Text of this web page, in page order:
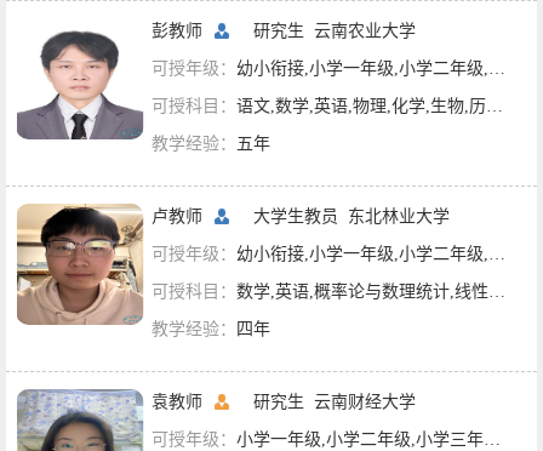
彭教师 研究生 云南农业大学
可授年级： 幼小衔接,小学一年级,小学二年级,小学三年级,小学四年级,小学五年级,小学六年级,初一,初二,初三,高一,高二,高三,大学课程,英语四六级,专升本辅导,考研辅导,外语语种,体育
可授科目： 语文,数学,英语,物理,化学,生物,历史,地理,政治,英语六级,英语四级,考研政治,考研英语,考研数学,文科综合,理科综合
教学经验： 五年
卢教师 大学生教员 东北林业大学
可授年级： 幼小衔接,小学一年级,小学二年级,小学三年级,小学四年级,小学五年级,小学六年级,初一,初二,初三,高一,大学课程,英语四六级,专升本辅导,考研辅导
可授科目： 数学,英语,概率论与数理统计,线性代数,高等数学,考研政治,考研英语,考研数学
教学经验： 四年
袁教师 研究生 云南财经大学
可授年级： 小学一年级,小学二年级,小学三年级,小学四年级,小学五年级,小学六年级,初一,考研辅导